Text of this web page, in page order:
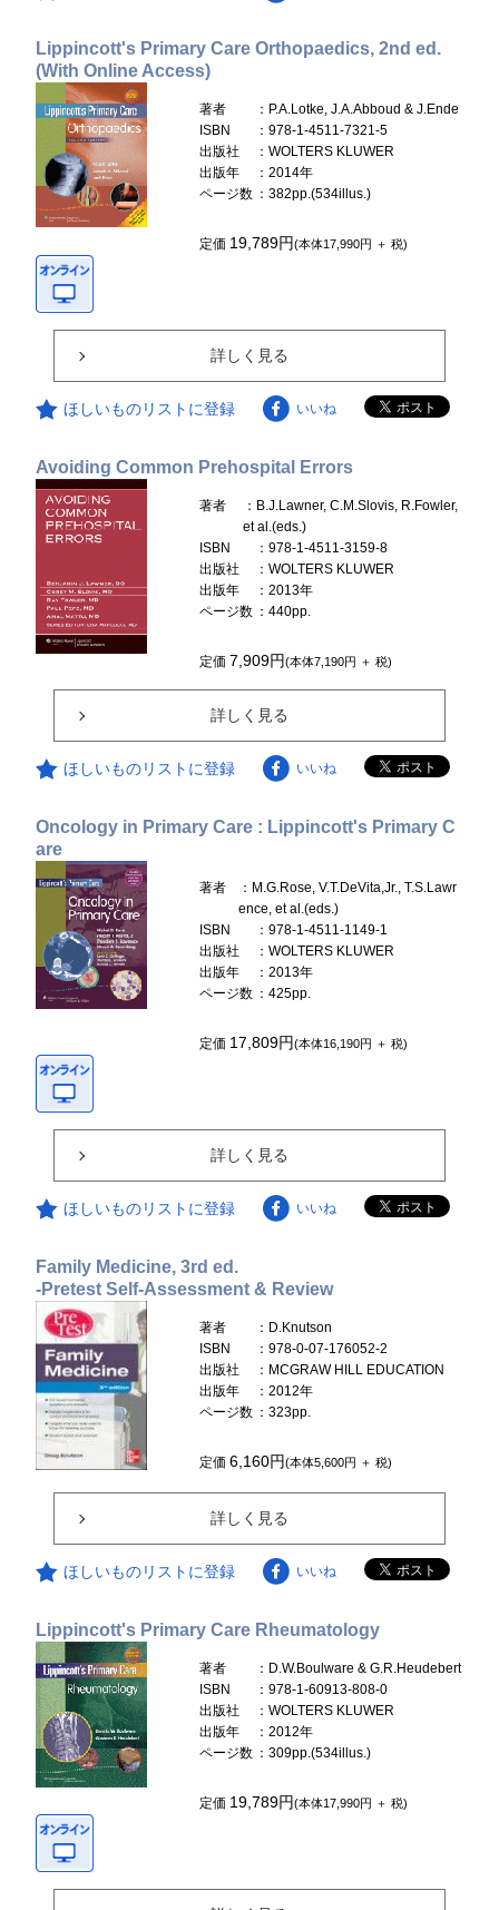
Lippincott's Primary Care Orthopaedics, 2nd ed.
(With Online Access)
著者
：P.A.Lotke, J.A.Abboud & J.Ende
ISBN
：978-1-4511-7321-5
出版社
：WOLTERS KLUWER
出版年
：2014年
ページ数 ：382pp.(534illus.)
定価 19,789円(本体17,990円 ＋ 税)
詳しく見る
ほしいものリストに登録 いいね
Avoiding Common Prehospital Errors
著者
：B.J.Lawner, C.M.Slovis, R.Fowler,
et al.(eds.)
ISBN
：978-1-4511-3159-8
出版社
：WOLTERS KLUWER
出版年
：2013年
ページ数 ：440pp.
定価 7,909円(本体7,190円 ＋ 税)
詳しく見る
ほしいものリストに登録 いいね
Oncology in Primary Care : Lippincott's Primary C
are
著者
：M.G.Rose, V.T.DeVita,Jr., T.S.Lawr
ence, et al.(eds.)
ISBN
：978-1-4511-1149-1
出版社
：WOLTERS KLUWER
出版年
：2013年
ページ数 ：425pp.
定価 17,809円(本体16,190円 ＋ 税)
詳しく見る
ほしいものリストに登録 いいね
Family Medicine, 3rd ed.
-Pretest Self-Assessment & Review
著者
：D.Knutson
ISBN
：978-0-07-176052-2
出版社
：MCGRAW HILL EDUCATION
出版年
：2012年
ページ数 ：323pp.
定価6,160円(本体5,600円 ＋ 税)
詳しく見る
ほしいものリストに登録 いいね
Lippincott's Primary Care Rheumatology
著者
：D.W.Boulware & G.R.Heudebert
ISBN
：978-1-60913-808-0
出版社
：WOLTERS KLUWER
出版年
：2012年
ページ数 ：309pp.(534illus.)
定価 19,789円(本体17,990円 ＋ 税)